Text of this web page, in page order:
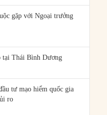
gặp với Ngoại trưởng
tại Thái Bình Dương
tư mạo hiểm quốc gia
ro